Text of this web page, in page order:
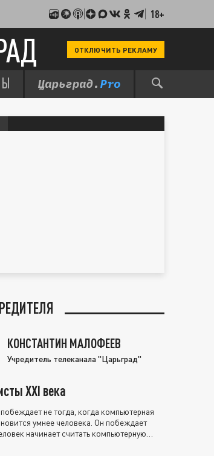
18+
ОТКЛЮЧИТЬ РЕКЛАМУ
КОНСТАНТИН МАЛОФЕЕВ
Учредитель телеканала "Царьград"
XXI века
не тогда, когда компьютерная
умнее человека. Он побеждает
начинает считать компьютерную